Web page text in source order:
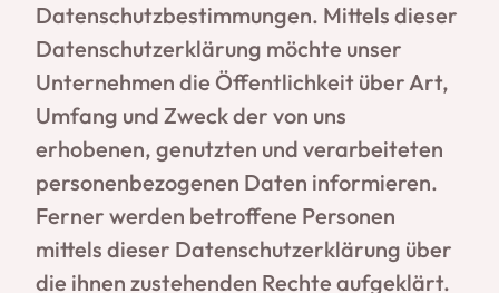
Datenschutzbestimmungen. Mittels dieser
Datenschutzerklärung möchte unser
Unternehmen die Öffentlichkeit über Art,
Umfang und Zweck der von uns
erhobenen, genutzten und verarbeiteten
personenbezogenen Daten informieren.
Ferner werden betroffene Personen
mittels dieser Datenschutzerklärung über
die ihnen zustehenden Rechte aufgeklärt.